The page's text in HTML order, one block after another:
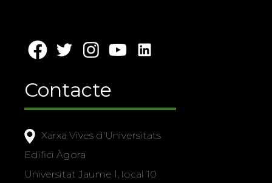
Contacte
Xarxa Vives d'Universitats
Edifici Àgora
Universitat Jaume I, local 10